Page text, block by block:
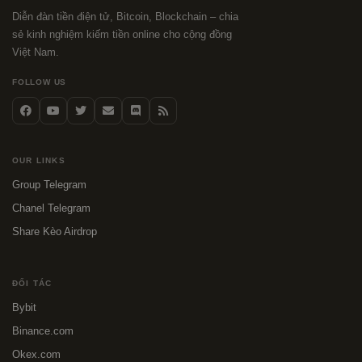
Diễn đàn tiền điện tử, Bitcoin, Blockchain – chia
sẻ kinh nghiệm kiếm tiền online cho cộng đồng
Việt Nam.
FOLLOW US
OUR LINKS
Group Telegram
Chanel Telegram
Share Kèo Airdrop
ĐỐI TÁC
Bybit
Binance.com
Okex.com